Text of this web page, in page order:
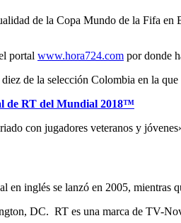
de la Copa Mundo de la Fifa
portal www.hora724.com por donde
de la selección Colombia en la
de RT del Mundial 2018™
con jugadores veteranos y
inglés se lanzó en 2005, mientras
DC. RT es una marca de TV-